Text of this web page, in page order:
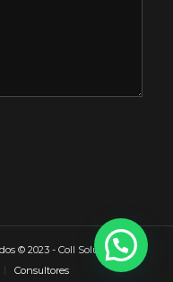
© 2023 - Coll Soluções
Consultores